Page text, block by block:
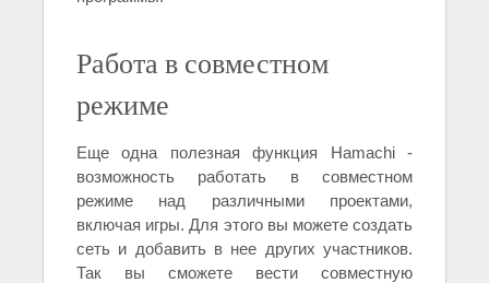
Работа в совместном
режиме
Еще одна полезная функция Hamachi -
возможность работать в совместном
режиме над различными проектами,
включая игры. Для этого вы можете создать
сеть и добавить в нее других участников.
Так вы сможете вести совместную